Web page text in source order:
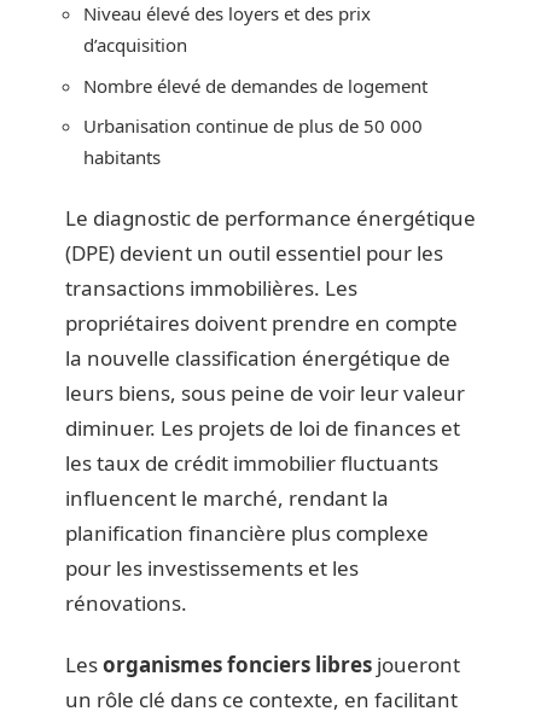
Niveau élevé des loyers et des prix
d’acquisition
Nombre élevé de demandes de logement
Urbanisation continue de plus de 50 000
habitants
Le diagnostic de performance énergétique
(DPE) devient un outil essentiel pour les
transactions immobilières. Les
propriétaires doivent prendre en compte
la nouvelle classification énergétique de
leurs biens, sous peine de voir leur valeur
diminuer. Les projets de loi de finances et
les taux de crédit immobilier fluctuants
influencent le marché, rendant la
planification financière plus complexe
pour les investissements et les
rénovations.
Lesorganismes fonciers libres joueront
un rôle clé dans ce contexte, en facilitant